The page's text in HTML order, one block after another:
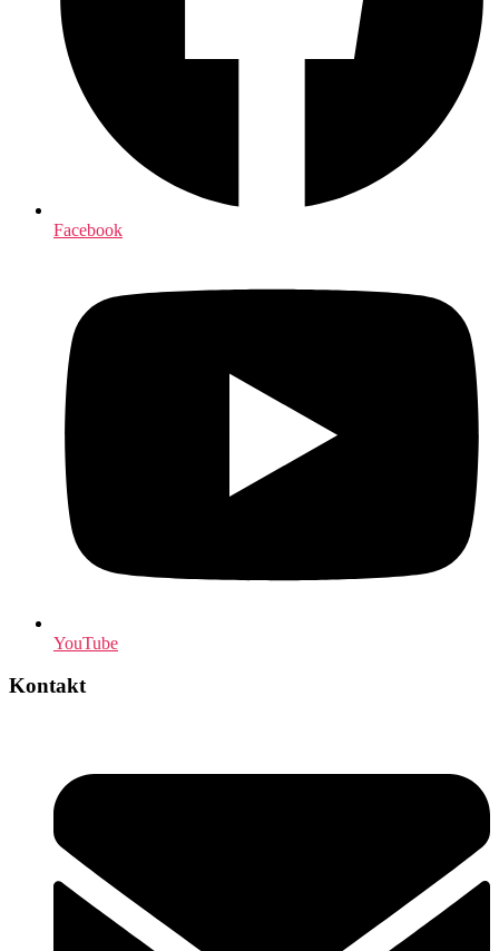
Facebook
YouTube
Kontakt